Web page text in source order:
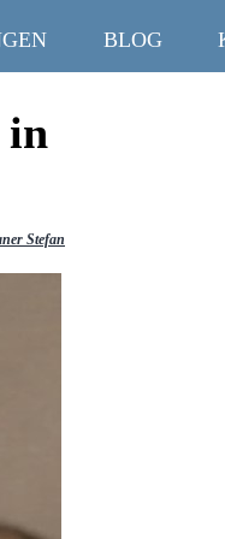
BLOG
in
Stefan